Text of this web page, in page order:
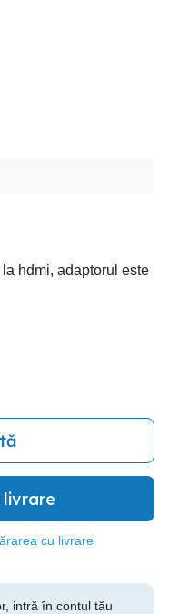
hdmi, adaptorul este
livrare
cu livrare
intră în contul tău